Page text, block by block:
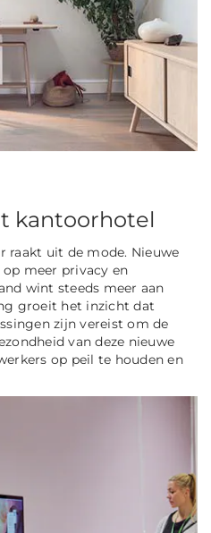
kantoorhotel
raakt uit de mode. Nieuwe
meer privacy en
wint steeds meer aan
groeit het inzicht dat
zijn vereist om de
van deze nieuwe
op peil te houden en